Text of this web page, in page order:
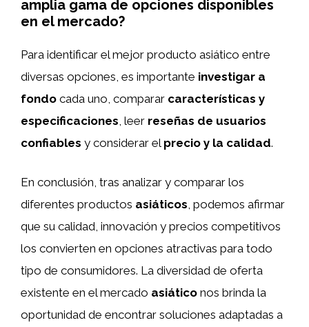
amplia gama de opciones disponibles
en el mercado?
Para identificar el mejor producto asiático entre
diversas opciones, es importante investigar a
fondo cada uno, comparar características y
especificaciones , leer reseñas de usuarios
confiables y considerar el precio y la calidad.
En conclusión, tras analizar y comparar los
diferentes productos asiáticos, podemos afirmar
que su calidad, innovación y precios competitivos
los convierten en opciones atractivas para todo
tipo de consumidores. La diversidad de oferta
existente en el mercado asiático nos brinda la
oportunidad de encontrar soluciones adaptadas a